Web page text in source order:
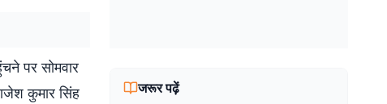
पर सोमवार
कुमार सिंह
जरूर पढ़ें